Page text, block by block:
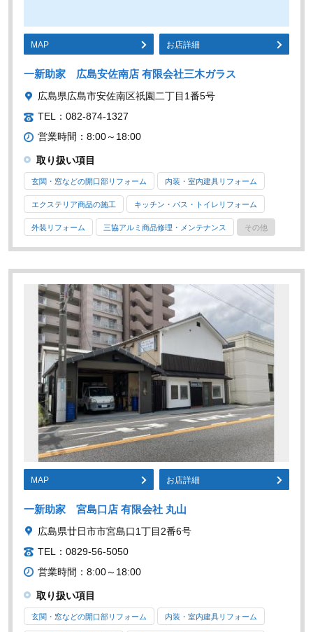
MAP お店詳細
一新助家 広島安佐南店 有限会社三木ガラス
広島県広島市安佐南区祇園二丁目1番5号
TEL：082-874-1327
営業時間：8:00～18:00
取り扱い項目
玄関・窓などの開口部リフォーム 内装・室内建具リフォーム
エクステリア商品の施工 キッチン・バス・トイレリフォーム
外装リフォーム 三協アルミ商品修理・メンテナンス その他
MAP お店詳細
一新助家 宮島口店 有限会社 丸山
広島県廿日市市宮島口1丁目2番6号
TEL：0829-56-5050
営業時間：8:00～18:00
取り扱い項目
玄関・窓などの開口部リフォーム 内装・室内建具リフォーム